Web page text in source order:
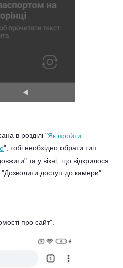
в розділі "Як пройти
", тобі необхідно обрати тип
та у вікні, що відкрилося
доступ до камери".
про сайт".